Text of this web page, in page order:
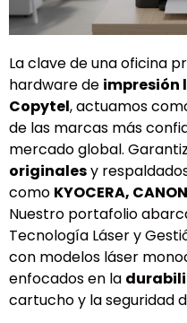
La clave de una oficina
hardware de impresión
Copytel, actuamos
de las marcas más
mercado global.
originalesy
como KYOCERA,
Nuestro portafolio
Tecnología Láser y
con modelos láser
enfocados en la
cartucho y la seguridad